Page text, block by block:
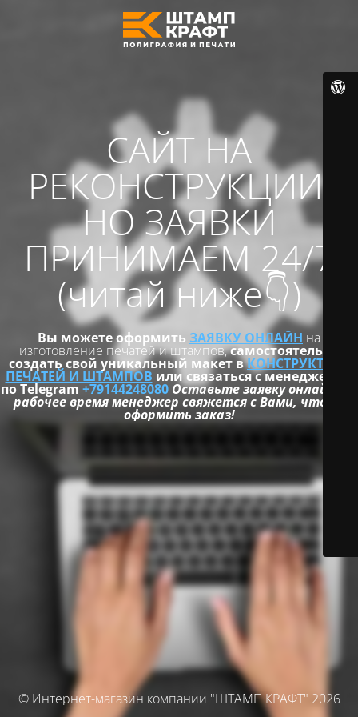
САЙТ НА
РЕКОНСТРУКЦИИ,
НО ЗАЯВКИ
ПРИНИМАЕМ 24/7
(читай ниже👇)
Вы можете оформить ЗАЯВКУ ОНЛАЙН на
изготовление печатей и штампов,самостоятельно
создать свой уникальный макет вКОНСТРУКТОРЕ
ПЕЧАТЕЙ И ШТАМПОВ или связаться с менеджером
по Telegram+79144248080 Оставьте заявку онлайн и в
рабочее время менеджер свяжется с Вами, чтобы
оформить заказ!
© Интернет-магазин компании "ШТАМП КРАФТ" 2026